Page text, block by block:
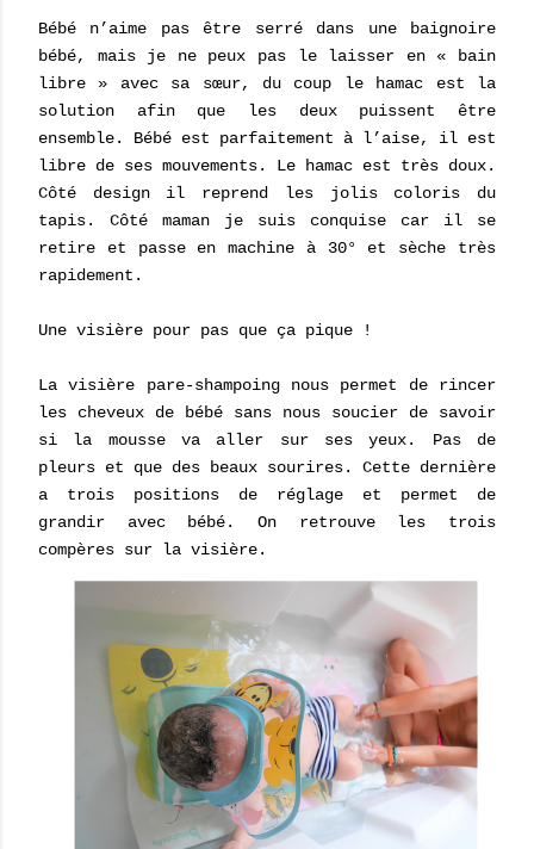
Bébé n’aime pas être serré dans une baignoire
bébé, mais je ne peux pas le laisser en « bain
libre » avec sa sœur, du coup le hamac est la
solution afin que les deux puissent être
ensemble. Bébé est parfaitement à l’aise, il est
libre de ses mouvements. Le hamac est très doux.
Côté design il reprend les jolis coloris du
tapis. Côté maman je suis conquise car il se
retire et passe en machine à 30° et sèche très
rapidement.
Une visière pour pas que ça pique !
La visière pare-shampoing nous permet de rincer
les cheveux de bébé sans nous soucier de savoir
si la mousse va aller sur ses yeux. Pas de
pleurs et que des beaux sourires. Cette dernière
a trois positions de réglage et permet de
grandir avec bébé. On retrouve les trois
compères sur la visière.